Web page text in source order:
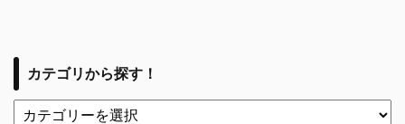
カテゴリから探す！